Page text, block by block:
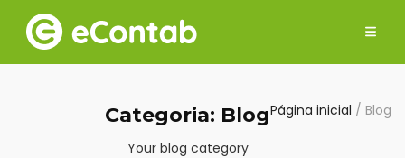
e-Contab
Bem-vindo ao blog e-Contab
Categoria: Blog
Your blog category
Página inicial / Blog